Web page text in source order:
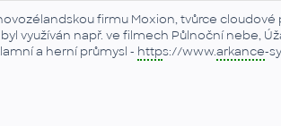
firmu Moxion, tvůrce
využíván např. ve filmech Půlnoční nebe,
a herní průmysl - https://www.arkance-